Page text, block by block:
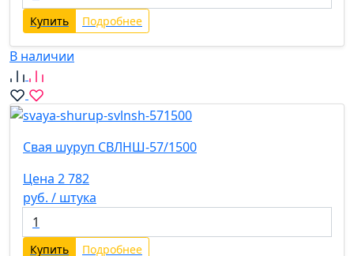
Купить Подробнее
В наличии
Свая шуруп СВЛНШ-57/1500
Цена 2 782
руб. / штука
Купить Подробнее